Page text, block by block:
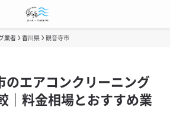
業者 香川県 観音寺市
のエアコンクリーニング
｜料金相場とおすすめ業